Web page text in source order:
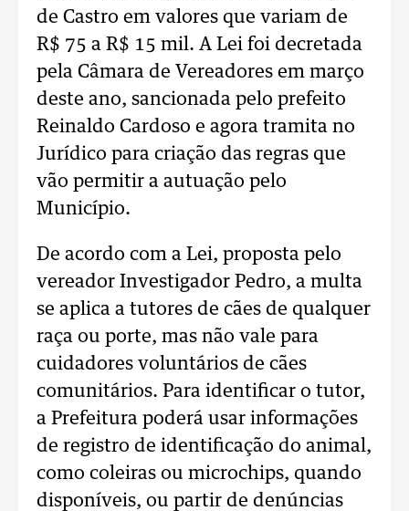
de Castro em valores que variam de
R$ 75 a R$ 15 mil. A Lei foi decretada
pela Câmara de Vereadores em março
deste ano, sancionada pelo prefeito
Reinaldo Cardoso e agora tramita no
Jurídico para criação das regras que
vão permitir a autuação pelo
Município.
De acordo com a Lei, proposta pelo
vereador Investigador Pedro, a multa
se aplica a tutores de cães de qualquer
raça ou porte, mas não vale para
cuidadores voluntários de cães
comunitários. Para identificar o tutor,
a Prefeitura poderá usar informações
de registro de identificação do animal,
como coleiras ou microchips, quando
disponíveis, ou partir de denúncias